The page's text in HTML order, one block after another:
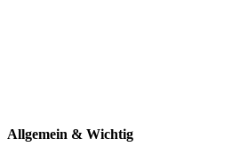
Allgemein & Wichtig